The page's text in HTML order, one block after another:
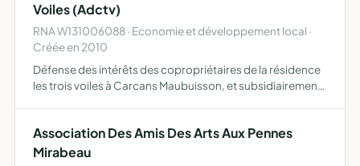
Voiles (Adctv)
RNA W131006088 · Economie et développement local ·
Créée en 2010
Défense des intérêts des copropriétaires de la résidence
les trois voiles à Carcans Maubuisson, et subsidiairement
Association Des Amis Des Arts Aux Pennes
Mirabeau